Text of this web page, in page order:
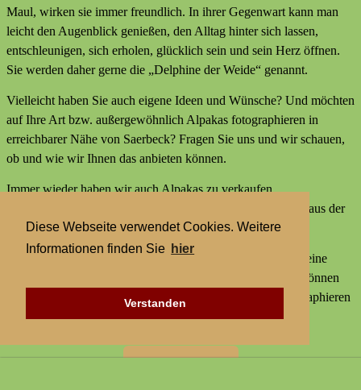
Diese Webseite verwendet Cookies. Weitere
Informationen finden Sie hier
Verstanden
Maul, wirken sie immer freundlich. In ihrer Gegenwart kann man
leicht den Augenblick genießen, den Alltag hinter sich lassen,
entschleunigen, sich erholen, glücklich sein und sein Herz öffnen.
Sie werden daher gerne die „Delphine der Weide“ genannt.
Vielleicht haben Sie auch eigene Ideen und Wünsche? Und möchten
auf Ihre Art bzw. außergewöhnlich Alpakas fotographieren in
erreichbarer Nähe von Saerbeck? Fragen Sie uns und wir schauen,
ob und wie wir Ihnen das anbieten können.
Immer wieder haben wir auch Alpakas zu verkaufen,
Alpakaprodukte, z.B. Alpakaseife oder Alpaka-Bettdecken aus der
Wolle unserer Tiere und außerdem kleine Geschenke.
Wir bieten keine externen Aktivitäten mit Alpakas an und keine
Alpaka-Wanderungen. Aber statt einer Alpakawanderung können
Sie bei uns Alpakas Mal anders erleben und Alpakas fotographieren
in erreichbarer Nähe von Saerbeck.